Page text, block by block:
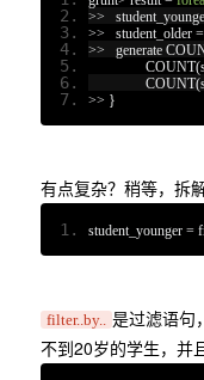
>>
>>
   student_older
=
>>
generate
		COUNT
(
		COUNT
(
>> }
有点复杂？稍等，拆
student_younger =
filter..by.. 是过滤语句
不到20岁的学生，并